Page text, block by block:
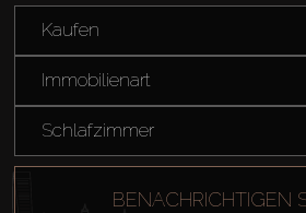
Kaufen
Immobilienart
Schlafzimmer
BENACHRICHTIGEN